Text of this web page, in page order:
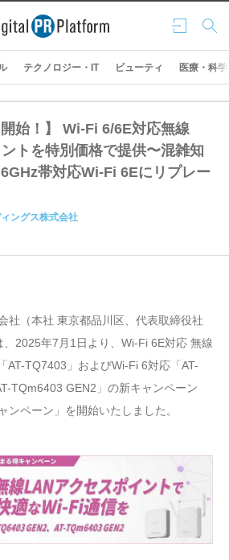
ログ
イン
検索
テクノロジー・IT ビューティ 医療・科学
開始！】 Wi-Fi 6/6E対応無線
トを特別価格で提供〜混雑知
帯対応Wi-Fi 6Eにリプレー
ングス株式会社
社（本社 東京都品川区、代表取締役社
2025年7月1日より、Wi-Fi 6E対応 無線
AT-TQ7403」およびWi-Fi 6対応「AT-
TQm6403 GEN2」の新キャンペーン
ンペーン」を開始いたしました。